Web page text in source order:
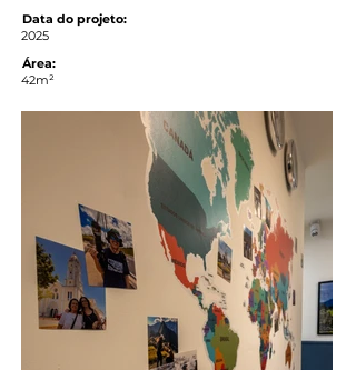
Data do projeto:
Área:
2025
42m²